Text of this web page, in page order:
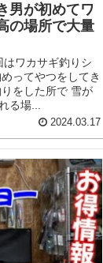
男が初めてワ
の場所で大量
ワカサギ釣りシ
ってやつをしてき
をした所で 雪が
る場...
2024.03.17